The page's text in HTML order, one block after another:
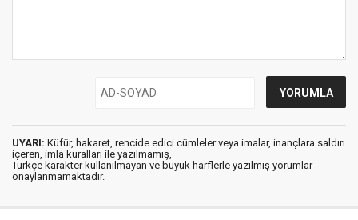
UYARI: Küfür, hakaret, rencide edici cümleler veya imalar, inançlara saldırı
içeren, imla kuralları ile yazılmamış,
Türkçe karakter kullanılmayan ve büyük harflerle yazılmış yorumlar
onaylanmamaktadır.